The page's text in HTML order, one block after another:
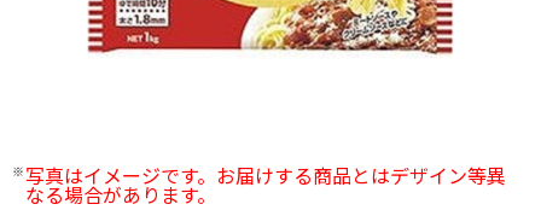
写真はイメージです。お届けする商品とはデザイン等異
なる場合があります。